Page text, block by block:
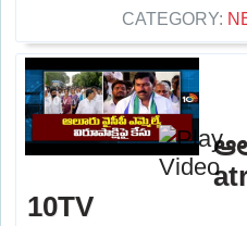
CATEGORY:
10TV